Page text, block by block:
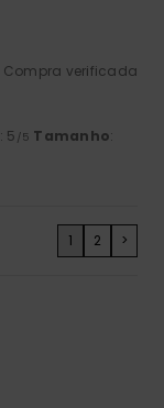
Compra verificada
: 5 /5 Tamanho:
1 2 >